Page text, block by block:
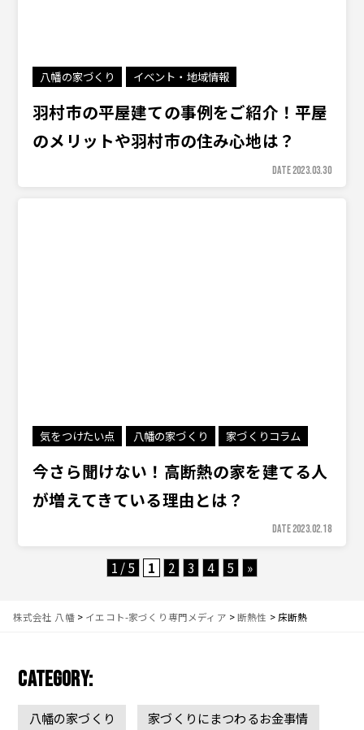
八幡の家づくり イベント・地域情報
羽村市の平屋建ての事例をご紹介！平屋
のメリットや羽村市の住み心地は？
DATE 2023.03.30
気をつけたい点 八幡の家づくり 家づくりコラム
今さら聞けない！高断熱の家を建てる人
が増えてきている理由とは？
DATE 2023.02.18
1 / 5 1 2 3 4 5 »
株式会社 八幡> イエコト-家づくり専門メディア >断熱性 > 床断熱
CATEGORY:
八幡の家づくり 家づくりにまつわるお金事情